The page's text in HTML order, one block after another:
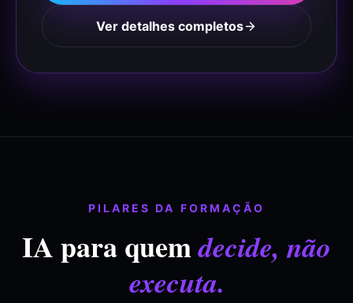
Ver detalhes completos
PILARES DA FORMAÇÃO
IA para quemdecide, não
executa.